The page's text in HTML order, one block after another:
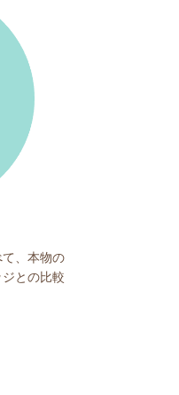
、本物の
との比較